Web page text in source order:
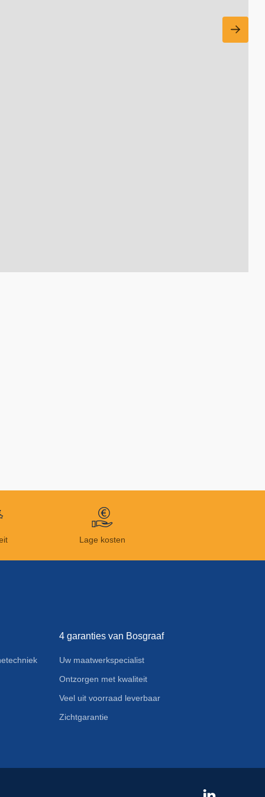
Lage kosten
4 garanties van Bosgraaf
Uw maatwerkspecialist
Ontzorgen met kwaliteit
Veel uit voorraad leverbaar
Zichtgarantie